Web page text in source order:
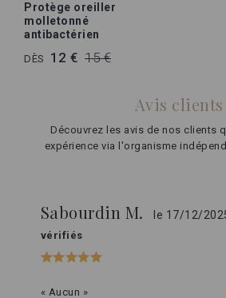
Protège oreiller
molletonné
antibactérien
DÈS 12 € 15 €
Avis clients
Découvrez les avis de nos clients
expérience via l'organisme
Sabourdin M. le 17/12/
vérifiés
« Aucun »